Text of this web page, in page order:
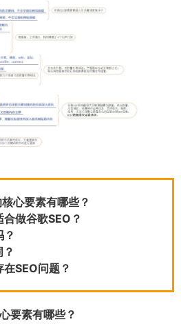
心要素有哪些？
做谷歌SEO？
SEO问题？
要素有哪些？